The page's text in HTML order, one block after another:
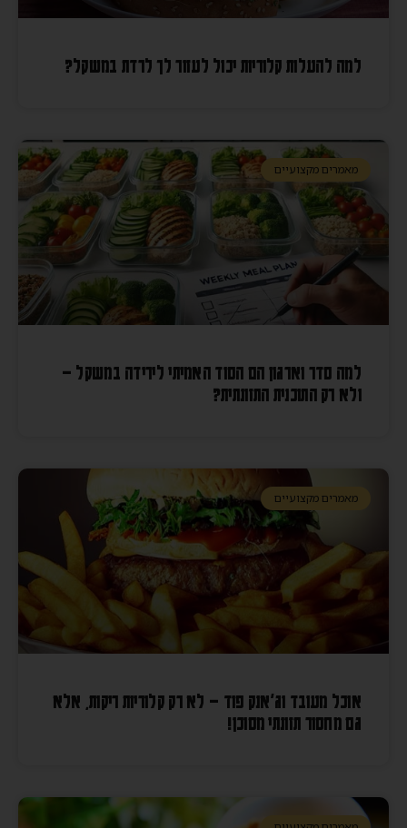
למה להעלות קלוריות יכול לעזור לך לרדת במשקל?
מאמרים מקצועיים
למה סדר וארגון הם הסוד האמיתי לירידה במשקל –
ולא רק התוכנית התזונתית?
מאמרים מקצועיים
אוכל מעובד וג'אנק פוד – לא רק קלוריות ריקות, אלא
גם מחסור תזונתי מסוכן!